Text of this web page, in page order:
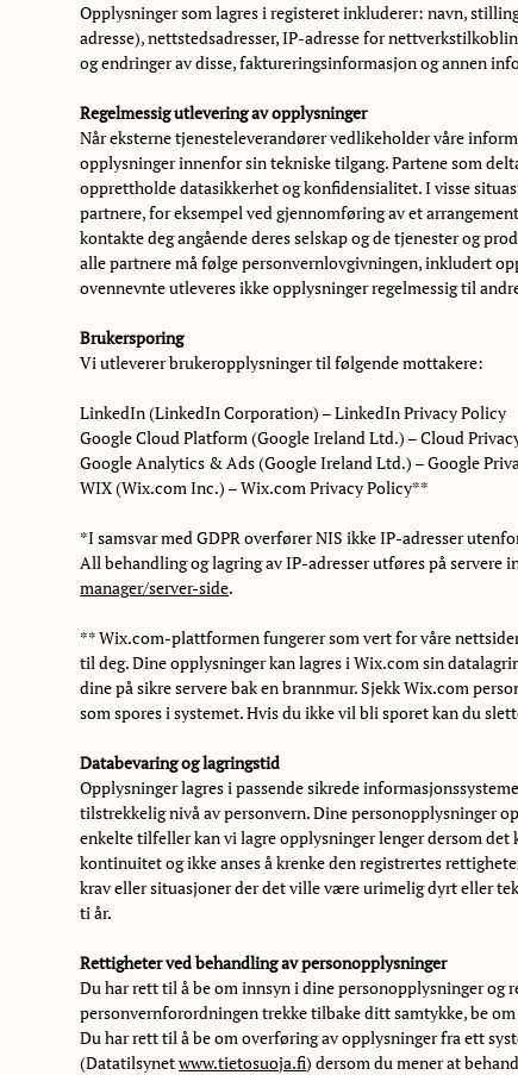
Opplysninger som lagres i registeret inkluderer: navn,
adresse), nettstedsadresser, IP-adresse for
og endringer av disse, faktureringsinformasjon og annen
Regelmessig utlevering av opplysninger
Når eksterne tjenesteleverandører vedlikeholder våre
opplysninger innenfor sin tekniske tilgang. Partene som
opprettholde datasikkerhet og konfidensialitet. I visse
partnere, for eksempel ved gjennomføring av et
kontakte deg angående deres selskap og de tjenester og
alle partnere må følge personvernlovgivningen, inkludert
ovennevnte utleveres ikke opplysninger regelmessig til
Brukersporing
Vi utleverer brukeropplysninger til følgende mottakere:
LinkedIn (LinkedIn Corporation) – LinkedIn Privacy Policy
Google Cloud Platform (Google Ireland Ltd.) – Cloud
Google Analytics & Ads (Google Ireland Ltd.) – Google
WIX (Wix.com Inc.) – Wix.com Privacy Policy**
*I samsvar med GDPR overfører NIS ikke IP-adresser
All behandling og lagring av IP-adresser utføres på servere
manager/server-side.
** Wix.com-plattformen fungerer som vert for våre
til deg. Dine opplysninger kan lagres i Wix.com sin
dine på sikre servere bak en brannmur. Sjekk Wix.com
som spores i systemet. Hvis du ikke vil bli sporet kan du
Databevaring og lagringstid
Opplysninger lagres i passende sikrede
tilstrekkelig nivå av personvern. Dine personopplysninger
enkelte tilfeller kan vi lagre opplysninger lenger dersom
kontinuitet og ikke anses å krenke den registrertes
krav eller situasjoner der det ville være urimelig dyrt eller
ti år.
Rettigheter ved behandling av personopplysninger
Du har rett til å be om innsyn i dine personopplysninger og
personvernforordningen trekke tilbake ditt samtykke, be
Du har rett til å be om overføring av opplysninger fra ett
(Datatilsynetwww.tietosuoja.fi) dersom du mener at